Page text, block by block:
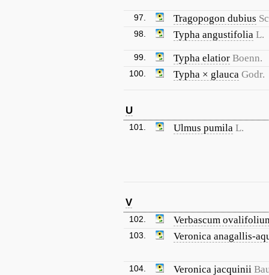
97. Tragopogon dubius
98. Typha angustifolia L.
99. Typha elatior Boenn.
100. Typha × glauca Godr.
U
101. Ulmus pumila L.
V
102. Verbascum
103. Veronica anagallis-
104. Veronica jacquinii